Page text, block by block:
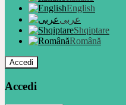
English
عربى
Shqiptare
Română
Accedi
Accedi